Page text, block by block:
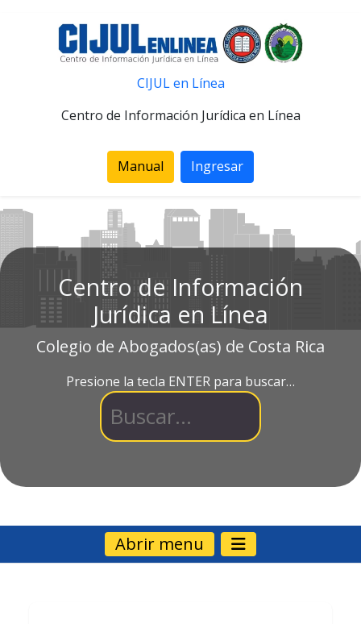
CIJUL en Línea
Centro de Información Jurídica en Línea
Manual Ingresar
Centro de Información
Jurídica en Línea
Colegio de Abogados(as) de Costa Rica
Presione la tecla ENTER para buscar…
Abrir menu